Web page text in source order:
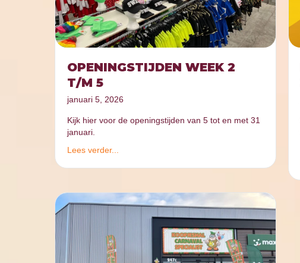
OPENINGSTIJDEN WEEK 2
T/M 5
januari 5, 2026
Kijk hier voor de openingstijden van 5 tot en met 31
januari.
Lees verder...